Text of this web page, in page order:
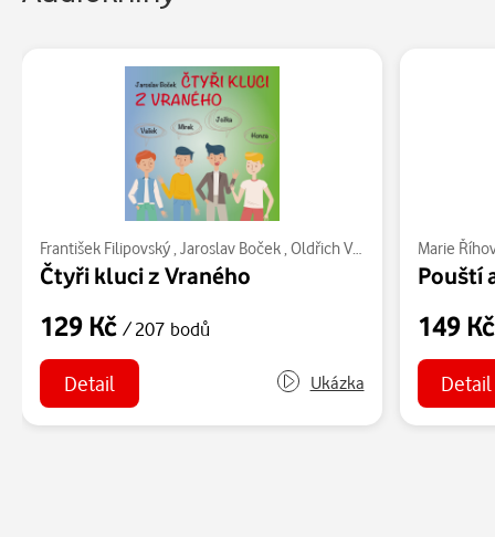
František Filipovský, Jaroslav Boček, Oldřich Vízner Miroslav
Čtyři kluci z Vraného
129 Kč / 207 bodů
Detail Ukázka
Marie
Pouští
149
Detail